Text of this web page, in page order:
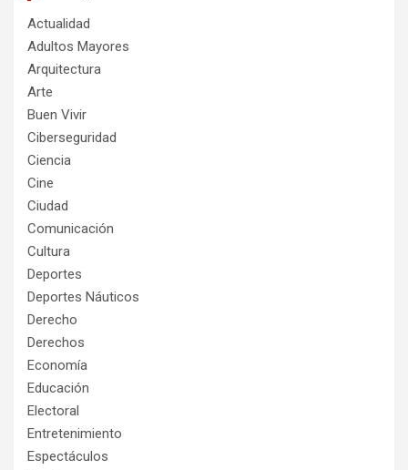
Actualidad
Adultos Mayores
Arquitectura
Arte
Buen Vivir
Ciberseguridad
Ciencia
Cine
Ciudad
Comunicación
Cultura
Deportes
Deportes Náuticos
Derecho
Derechos
Economía
Educación
Electoral
Entretenimiento
Espectáculos